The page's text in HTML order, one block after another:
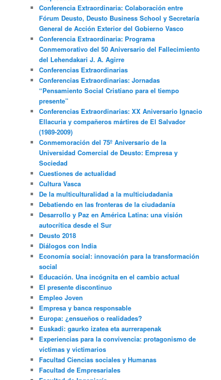
Conferencia Extraordinaria: Colaboración entre
Fórum Deusto, Deusto Business School y Secretaría
General de Acción Exterior del Gobierno Vasco
Conferencia Extraordinaria: Programa
Conmemorativo del 50 Aniversario del Fallecimiento
del Lehendakari J. A. Agirre
Conferencias Extraordinarias
Conferencias Extraordinarias: Jornadas
“Pensamiento Social Cristiano para el tiempo
presente”
Conferencias Extraordinarias: XX Aniversario Ignacio
Ellacuria y compañeros mártires de El Salvador
(1989-2009)
Conmemoración del 75º Aniversario de la
Universidad Comercial de Deusto: Empresa y
Sociedad
Cuestiones de actualidad
Cultura Vasca
De la multiculturalidad a la multiciudadania
Debatiendo en las fronteras de la ciudadanía
Desarrollo y Paz en América Latina: una visión
autocrítica desde el Sur
Deusto 2018
Diálogos con India
Economía social: innovación para la transformación
social
Educación. Una incógnita en el cambio actual
El presente discontinuo
Empleo Joven
Empresa y banca responsable
Europa: ¿ensueños o realidades?
Euskadi: gaurko izatea eta aurrerapenak
Experiencias para la convivencia: protagonismo de
víctimas y victimarios
Facultad Ciencias sociales y Humanas
Facultad de Empresariales